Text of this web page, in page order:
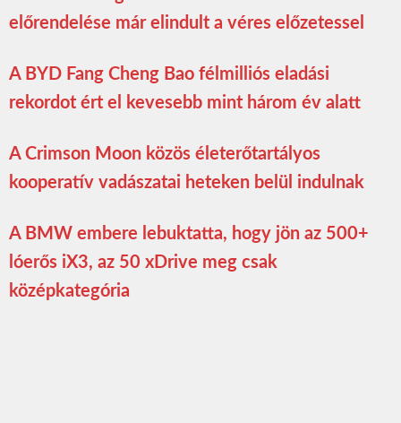
előrendelése már elindult a véres előzetessel
A BYD Fang Cheng Bao félmilliós eladási
rekordot ért el kevesebb mint három év alatt
A Crimson Moon közös életerőtartályos
kooperatív vadászatai heteken belül indulnak
A BMW embere lebuktatta, hogy jön az 500+
lóerős iX3, az 50 xDrive meg csak
középkategória